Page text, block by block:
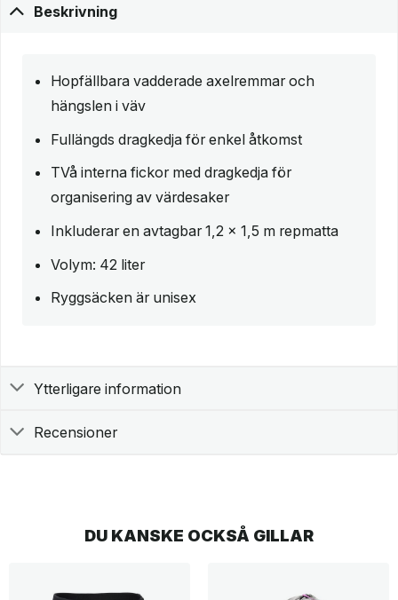
Beskrivning
Hopfällbara vadderade axelremmar och
hängslen i väv
Fullängds dragkedja för enkel åtkomst
TVå interna fickor med dragkedja för
organisering av värdesaker
Inkluderar en avtagbar 1,2 x 1,5 m repmatta
Volym: 42 liter
Ryggsäcken är unisex
Ytterligare information
Recensioner
DU KANSKE OCKSÅ GILLAR